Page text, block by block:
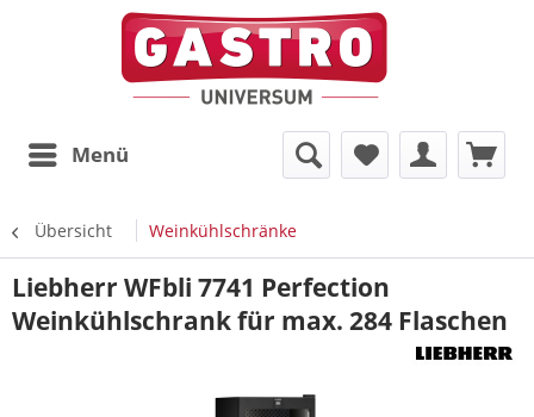
Menü
Übersicht Weinkühlschränke
Liebherr WFbli 7741 Perfection
Weinkühlschrank für max. 284 Flaschen